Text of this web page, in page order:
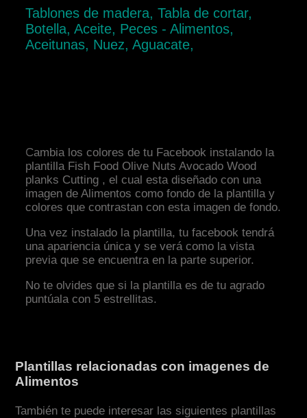
Tablones de madera, Tabla de cortar,
Botella, Aceite, Peces - Alimentos,
Aceitunas, Nuez, Aguacate,
Cambia los colores de tu Facebook instalando la
plantilla Fish Food Olive Nuts Avocado Wood
planks Cutting , el cual esta diseñado con una
imagen de Alimentos como fondo de la plantilla y
colores que contrastan con esta imagen de fondo.
Una vez instalado la plantilla, tu facebook tendrá
una apariencia única y se verá como la vista
previa que se encuentra en la parte superior.
No te olvides que si la plantilla es de tu agrado
puntúala con 5 estrellitas.
Plantillas relacionadas con imagenes de
Alimentos
También te puede interesar las siguientes plantillas